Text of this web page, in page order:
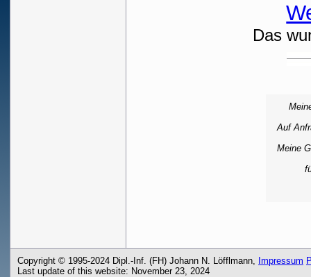
Das
Auf
Meine
Copyright © 1995-2024 Dipl.-Inf. (FH) Johann N. Löfflmann, Impressum
Last update of this website: November 23, 2024